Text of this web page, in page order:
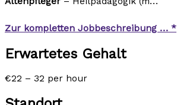
Zur kompletten Jobbeschreibung … *
Erwartetes Gehalt
€22 – 32 per hour